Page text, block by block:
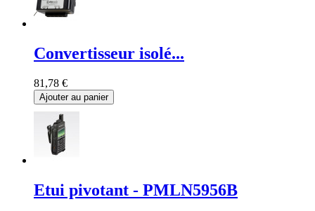
Convertisseur isolé...
81,78 €
Ajouter au panier
Etui pivotant - PMLN5956B